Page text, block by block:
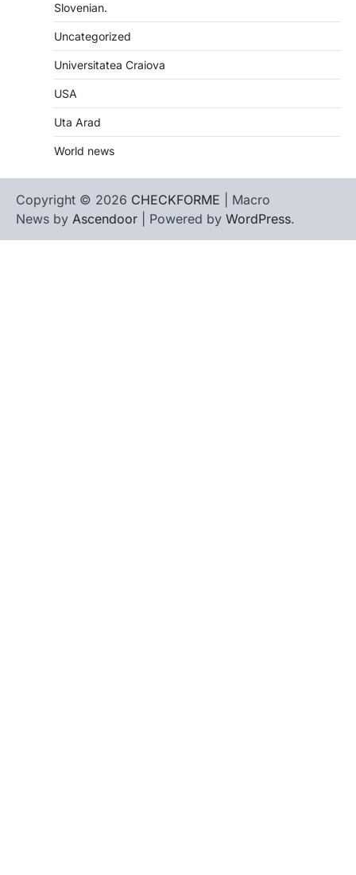
Slovenian.
Uncategorized
Universitatea Craiova
USA
Uta Arad
World news
Copyright © 2026 CHECKFORME | Macro
News by Ascendoor | Powered by WordPress.